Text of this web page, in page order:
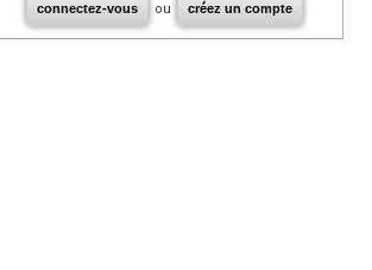
connectez-vous ou créez un compte